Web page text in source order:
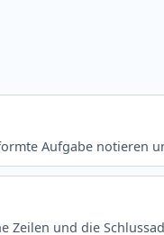
Aufgabe notieren
Zeilen und die